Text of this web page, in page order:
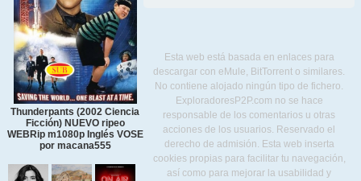
Thunderpants (2002 Ciencia
Ficción) NUEVO ripeo
WEBRip m1080p Inglés VOSE
por macana555
Esta web está basada en enlaces para
descargar con eMule, BitTorrent o similares.
No contiene alojado ningún tipo de fichero.
ExploradoresP2P.com no se hace
responsable de los comentarios u otras
acciones de los usuarios. Reservado el
derecho de admisión. Esta web inserta
cookies propias para facilitar tu navegación,
así como para mejorar la usabilidad y